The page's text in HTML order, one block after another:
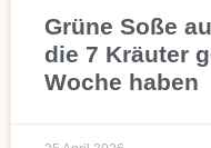
Grüne Soße
die 7 Kräuter
Woche haben